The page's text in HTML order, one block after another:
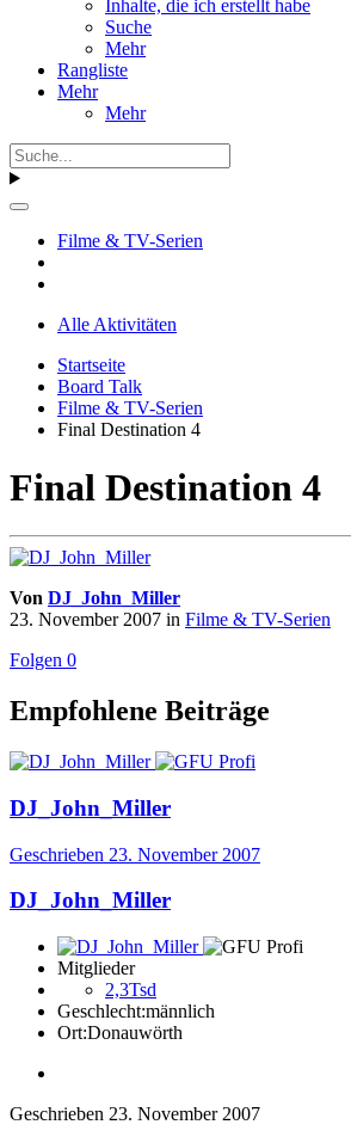
Inhalte, die ich erstellt habe
Suche
Mehr
Rangliste
Mehr
Mehr
Filme & TV-Serien
Alle Aktivitäten
Startseite
Board Talk
Filme & TV-Serien
Final Destination 4
Final Destination 4
Von DJ_John_Miller
23. November 2007 in Filme & TV-Serien
Folgen 0
Empfohlene Beiträge
DJ_John_Miller
Geschrieben 23. November 2007
DJ_John_Miller
Mitglieder
2,3Tsd
Geschlecht:männlich
Ort:Donauwörth
Geschrieben 23. November 2007